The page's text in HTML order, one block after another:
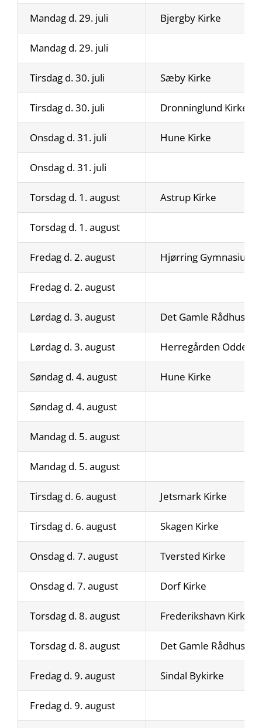
Mandag d. 29. juli Bjergby Kirke
Mandag d. 29. juli
Tirsdag d. 30. juli Sæby Kirke
Tirsdag d. 30. juli Dronninglund Kirke
Onsdag d. 31. juli Hune Kirke
Onsdag d. 31. juli
Torsdag d. 1. august Astrup Kirke
Torsdag d. 1. august
Fredag d. 2. august Hjørring Gymnasium
Fredag d. 2. august
Lørdag d. 3. august Det Gamle Rådhus
Lørdag d. 3. august Herregården Odden
Søndag d. 4. august Hune Kirke
Søndag d. 4. august
Mandag d. 5. august
Mandag d. 5. august
Tirsdag d. 6. august Jetsmark Kirke
Tirsdag d. 6. august Skagen Kirke
Onsdag d. 7. august Tversted Kirke
Onsdag d. 7. august Dorf Kirke
Torsdag d. 8. august Frederikshavn Kirke
Torsdag d. 8. august Det Gamle Rådhus
Fredag d. 9. august Sindal Bykirke
Fredag d. 9. august